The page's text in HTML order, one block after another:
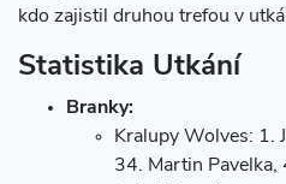
kdo zajistil druhou trefou v
Statistika Utkání
Branky:
Kralupy Wolves: 1.
34. Martin Pavelka,